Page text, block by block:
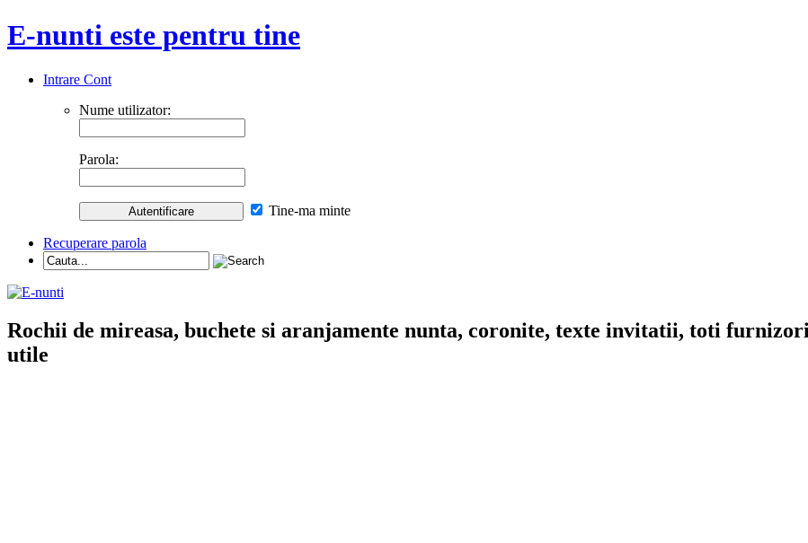
E-nunti este pentru tine
Intrare Cont
Nume utilizator:
Parola:
Tine-ma minte
Recuperare parola
Rochii de mireasa, buchete si aranjamente nunta, coronite, texte invitatii, toti
utile